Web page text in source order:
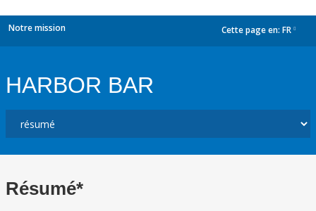
Notre mission Cette page en: FR
HARBOR BAR
Résumé*